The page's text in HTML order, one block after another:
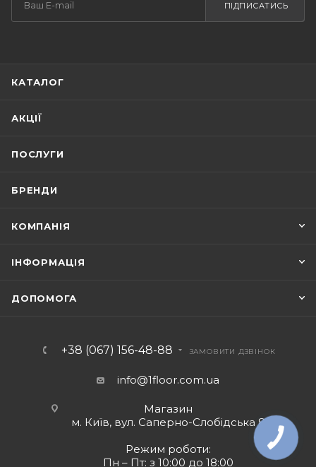
ПІДПИСАТИСЬ
КАТАЛОГ
АКЦІЇ
ПОСЛУГИ
БРЕНДИ
КОМПАНІЯ
ІНФОРМАЦІЯ
ДОПОМОГА
+38 (067) 156-48-88 ЗАМОВИТИ ДЗВІНОК
info@1floor.com.ua
Магазин
м. Київ, вул. Саперно-Слобідська 8
Режим роботи:
Пн – Пт: з 10:00 до 18:00